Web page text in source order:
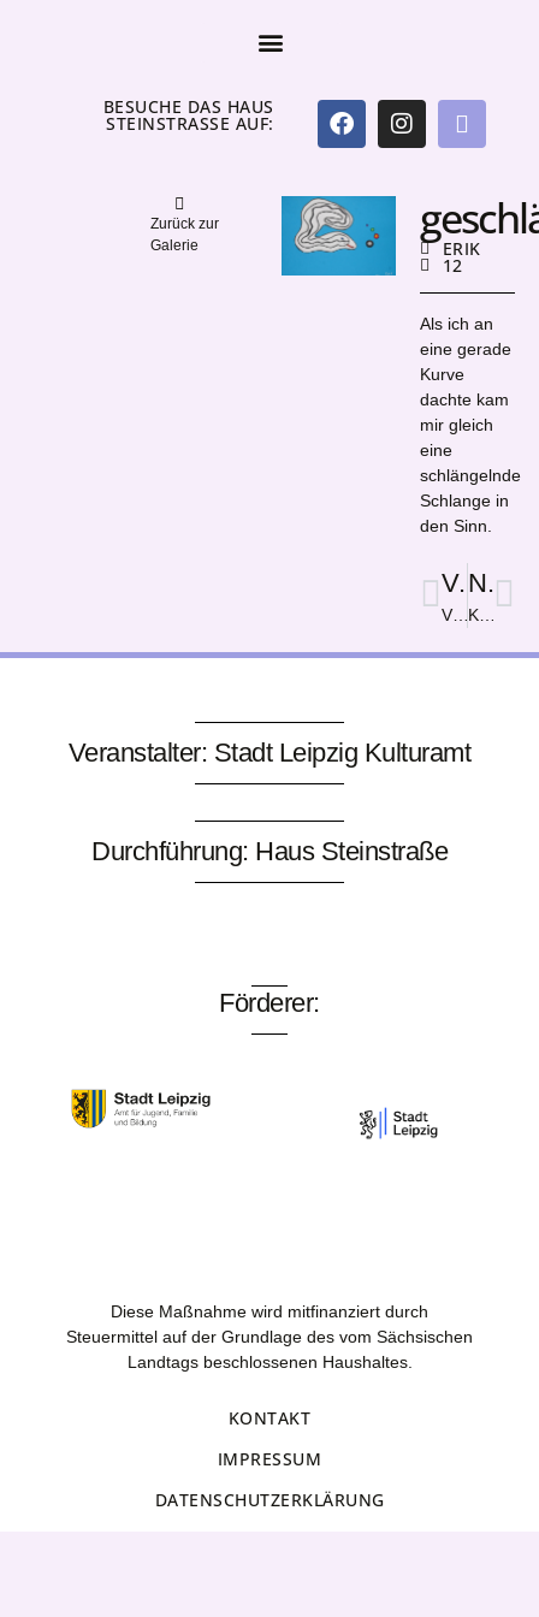
BESUCHE DAS HAUS
STEINSTRASSE AUF:
Zurück zur
Galerie
ERIK
12
Als ich an
eine gerade
Kurve
dachte kam
mir gleich
eine
schlängelnde
Schlange in
den Sinn.
Vorige
Völki
Nächster
Kurven können gerade sein
Veranstalter: Stadt Leipzig Kulturamt
Durchführung: Haus Steinstraße
Förderer:
Diese Maßnahme wird mitfinanziert durch
Steuermittel auf der Grundlage des vom Sächsischen
Landtags beschlossenen Haushaltes.
KONTAKT
IMPRESSUM
DATENSCHUTZERKLÄRUNG